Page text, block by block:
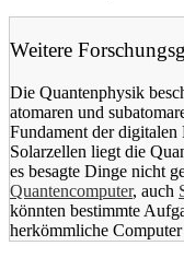
Weitere
Die Quantenphysik
atomaren und
Fundament der
Solarzellen liegt die
es besagte Dinge nicht
Quantencomputer, auch
könnten bestimmte
herkömmliche Computer